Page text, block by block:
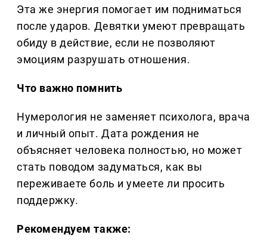
Эта же энергия помогает им подниматься
после ударов. Девятки умеют превращать
обиду в действие, если не позволяют
эмоциям разрушать отношения.
Что важно помнить
Нумерология не заменяет психолога, врача
и личный опыт. Дата рождения не
объясняет человека полностью, но может
стать поводом задуматься, как вы
переживаете боль и умеете ли просить
поддержку.
Рекомендуем также: